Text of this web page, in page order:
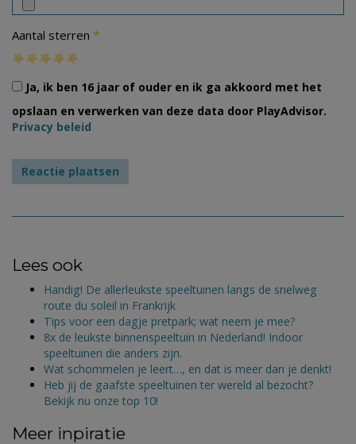
Aantal sterren *
Ja, ik ben 16 jaar of ouder en ik ga akkoord met het
opslaan en verwerken van deze data door PlayAdvisor.
Privacy beleid
Lees ook
Handig! De allerleukste speeltuinen langs de snelweg
route du soleil in Frankrijk
Tips voor een dagje pretpark; wat neem je mee?
8x de leukste binnenspeeltuin in Nederland! Indoor
speeltuinen die anders zijn.
Wat schommelen je leert…, en dat is meer dan je denkt!
Heb jij de gaafste speeltuinen ter wereld al bezocht?
Bekijk nu onze top 10!
Meer inpiratie